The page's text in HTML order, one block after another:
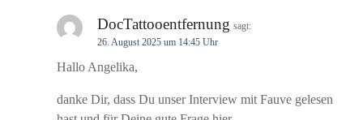
DocTattooentfernung sagt:
26. August 2025 um 14:45 Uhr
Hallo Angelika,
danke Dir, dass Du unser Interview mit Fauve gelesen